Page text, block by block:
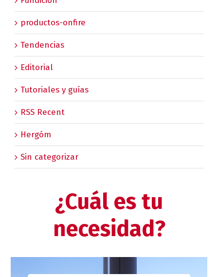
productos-onfire
Tendencias
Editorial
Tutoriales y guías
RSS Recent
Hergóm
Sin categorizar
¿Cuál es tu
necesidad?